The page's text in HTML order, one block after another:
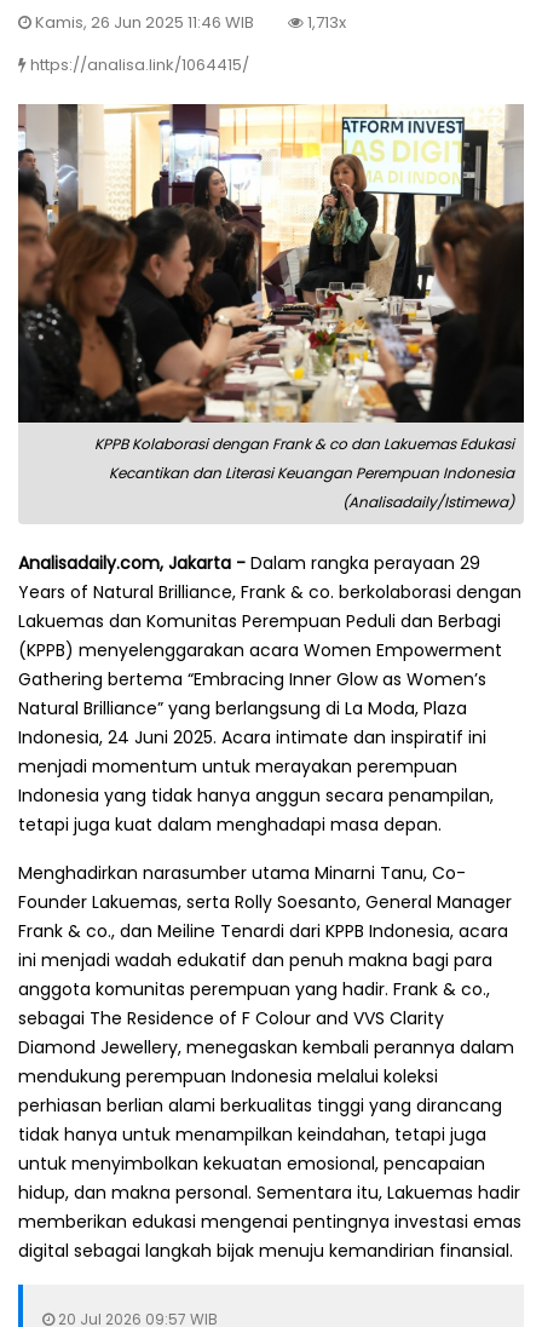
Kamis, 26 Jun 2025 11:46 WIB
1,713x
https://analisa.link/1064415/
KPPB Kolaborasi dengan Frank & co dan Lakuemas Edukasi
Kecantikan dan Literasi Keuangan Perempuan Indonesia
(Analisadaily/Istimewa)
Analisadaily.com, Jakarta - Dalam rangka perayaan 29
Years of Natural Brilliance, Frank & co. berkolaborasi dengan
Lakuemas dan Komunitas Perempuan Peduli dan Berbagi
(KPPB) menyelenggarakan acara Women Empowerment
Gathering bertema “Embracing Inner Glow as Women’s
Natural Brilliance” yang berlangsung di La Moda, Plaza
Indonesia, 24 Juni 2025. Acara intimate dan inspiratif ini
menjadi momentum untuk merayakan perempuan
Indonesia yang tidak hanya anggun secara penampilan,
tetapi juga kuat dalam menghadapi masa depan.
Menghadirkan narasumber utama Minarni Tanu, Co-
Founder Lakuemas, serta Rolly Soesanto, General Manager
Frank & co., dan Meiline Tenardi dari KPPB Indonesia, acara
ini menjadi wadah edukatif dan penuh makna bagi para
anggota komunitas perempuan yang hadir. Frank & co.,
sebagai The Residence of F Colour and VVS Clarity
Diamond Jewellery, menegaskan kembali perannya dalam
mendukung perempuan Indonesia melalui koleksi
perhiasan berlian alami berkualitas tinggi yang dirancang
tidak hanya untuk menampilkan keindahan, tetapi juga
untuk menyimbolkan kekuatan emosional, pencapaian
hidup, dan makna personal. Sementara itu, Lakuemas hadir
memberikan edukasi mengenai pentingnya investasi emas
digital sebagai langkah bijak menuju kemandirian finansial.
20 Jul 2026 09:57 WIB